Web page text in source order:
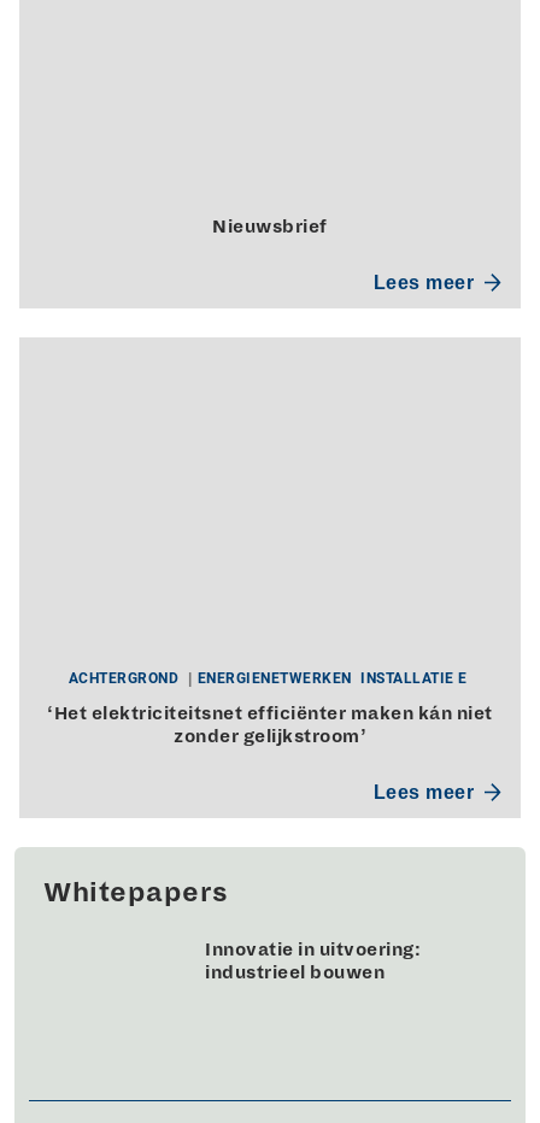
Nieuwsbrief
Lees meer
ACHTERGROND ENERGIENETWERKEN INSTALLATIE E
‘Het elektriciteitsnet efficiënter maken kán niet
zonder gelijkstroom’
Lees meer
Whitepapers
Innovatie in uitvoering:
industrieel bouwen